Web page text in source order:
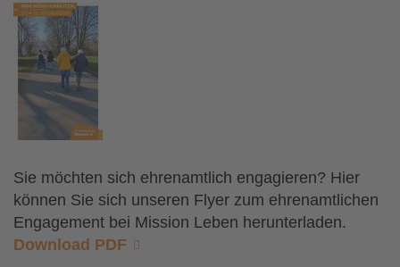
Sie möchten sich ehrenamtlich engagieren? Hier
können Sie sich unseren Flyer zum ehrenamtlichen
Engagement bei Mission Leben herunterladen.
Download PDF